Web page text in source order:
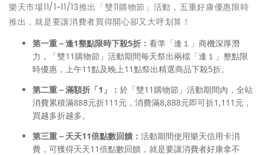
樂天市場11/1~11/13推出「雙11購物節」活動，五重好康優惠限時
推出，就是要讓消費者買得開心卻又大呼划算！
第一重－逢1整點限時下殺5折 ： 看準「逢１」商機深厚潛
力，「雙11購物節」活動期間每天祭出兩檔「逢１」整點限
時優惠，上午11點及晚上11點祭出精選商品下殺5折。
第二重－滿額折「1」 ： 於「雙11購物節」活動期間內，全站
消費累積滿888元折111元，消費滿8,888元即可折1,111元，
買越多折越多。
第三重－天天11倍點數回饋： 活動期間使用樂天信用卡消
費，可獲得天天11倍點數回饋，就是要讓消費者好康拿不